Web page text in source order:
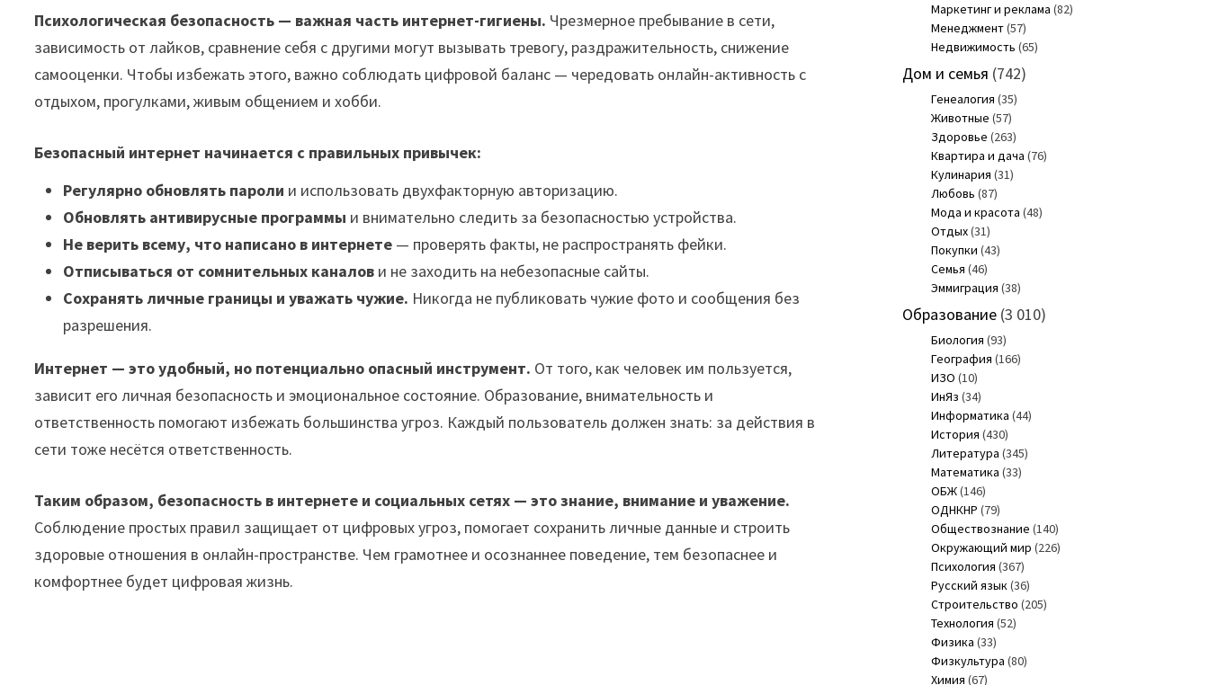
Психологическая безопасность — важная часть интернет-гигиены. Чрезмерное пребывание в сети,
зависимость от лайков, сравнение себя с другими могут вызывать тревогу, раздражительность, снижение
самооценки. Чтобы избежать этого, важно соблюдать цифровой баланс — чередовать онлайн-активность с
отдыхом, прогулками, живым общением и хобби.
Безопасный интернет начинается с правильных привычек:
Регулярно обновлять пароли и использовать двухфакторную авторизацию.
Обновлять антивирусные программы и внимательно следить за безопасностью устройства.
Не верить всему, что написано в интернете — проверять факты, не распространять фейки.
Отписываться от сомнительных каналов и не заходить на небезопасные сайты.
Сохранять личные границы и уважать чужие. Никогда не публиковать чужие фото и сообщения без
разрешения.
Интернет — это удобный, но потенциально опасный инструмент. От того, как человек им пользуется,
зависит его личная безопасность и эмоциональное состояние. Образование, внимательность и
ответственность помогают избежать большинства угроз. Каждый пользователь должен знать: за действия в
сети тоже несётся ответственность.
Таким образом, безопасность в интернете и социальных сетях — это знание, внимание и уважение.
Соблюдение простых правил защищает от цифровых угроз, помогает сохранить личные данные и строить
здоровые отношения в онлайн-пространстве. Чем грамотнее и осознаннее поведение, тем безопаснее и
комфортнее будет цифровая жизнь.
Маркетинг и реклама (82)
Менеджмент(57)
Недвижимость (65)
Дом и семья (742)
Генеалогия (35)
Животные (57)
Здоровье (263)
Квартира и дача (76)
Кулинария (31)
Любовь (87)
Мода и красота (48)
Отдых(31)
Покупки (43)
Семья (46)
Эммиграция (38)
Образование(3 010)
Биология (93)
География (166)
ИЗО (10)
ИнЯз (34)
Информатика (44)
История (430)
Литература (345)
Математика (33)
ОБЖ(146)
ОДНКНР (79)
Обществознание (140)
Окружающий мир (226)
Психология (367)
Русский язык(36)
Строительство (205)
Технология (52)
Физика (33)
Физкультура (80)
Химия (67)